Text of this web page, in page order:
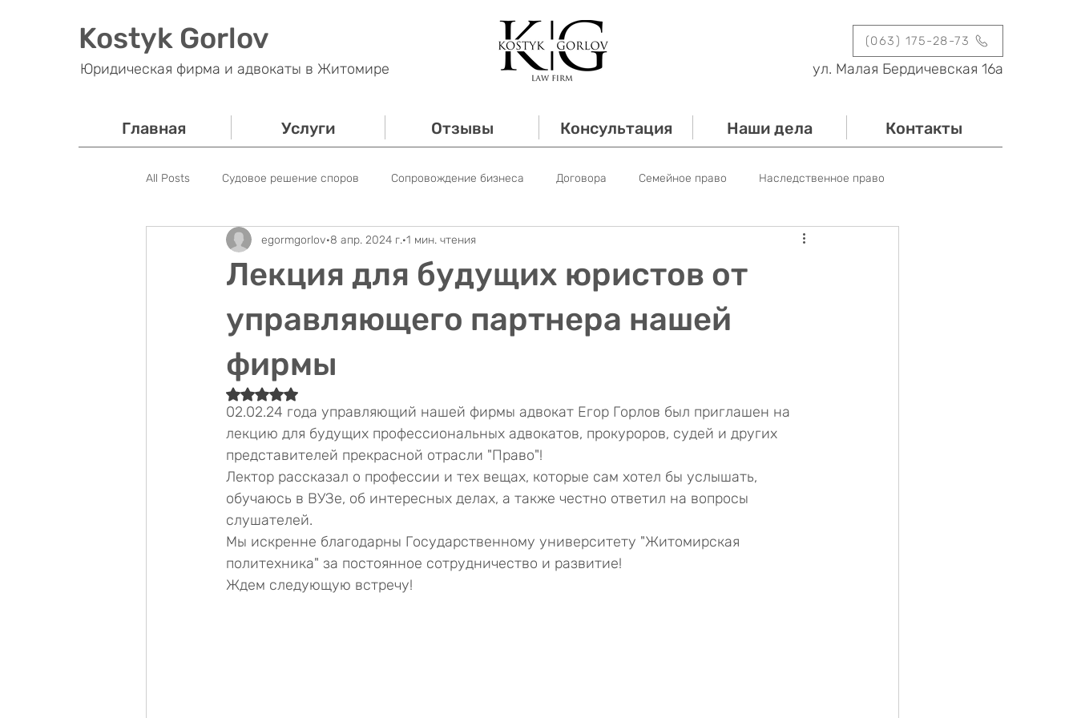
Kostyk Gorlov
Юридическая фирма и адвокаты в Житомире
(063) 175-28-73
ул. Малая Бердичевская 16а
Главная Услуги Отзывы Консультация Наши дела Контакты
All Posts Судовое решение споров Сопровождение бизнеса Договора Семейное право Наследственное право
Банковские споры Налоговое право Трудовое право
Лекция для будущих юристов от
управляющего партнера нашей
фирмы
egormgorlov 8 апр. 2024 г. 1 мин. чтения
Оценка: не число из 5 звезд.
02.02.24 года управляющий нашей фирмы адвокат Егор Горлов был приглашен на
лекцию для будущих профессиональных адвокатов, прокуроров, судей и других
представителей прекрасной отрасли "Право"!
Лектор рассказал о профессии и тех вещах, которые сам хотел бы услышать,
обучаюсь в ВУЗе, об интересных делах, а также честно ответил на вопросы
слушателей.
Мы искренне благодарны Государственному университету "Житомирская
политехника" за постоянное сотрудничество и развитие!
Ждем следующую встречу!